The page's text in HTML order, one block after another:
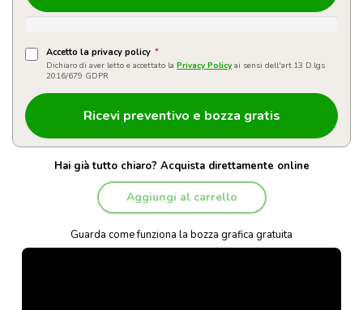
Accetto la privacy policy *
Dichiaro di aver letto e accettato la Privacy Policy ai sensi dell'art.13 D.lgs
2016/679 GDPR
Hai già tutto chiaro? Acquista direttamente online
Aggiungi al carrello
Guarda come funziona la bozza grafica gratuita